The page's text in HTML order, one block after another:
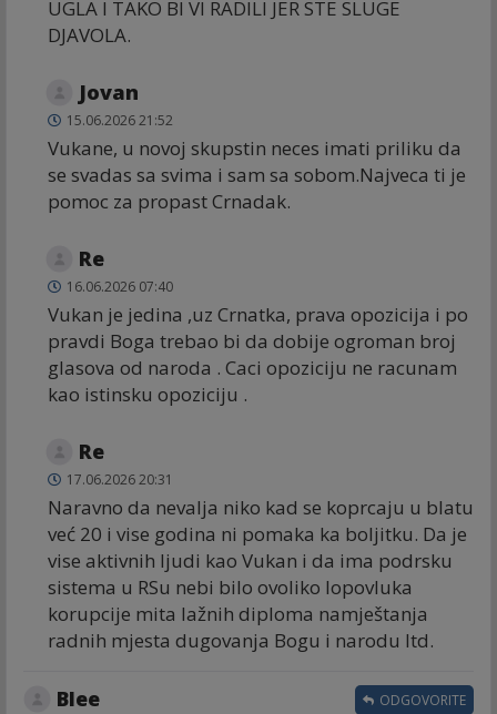
UGLA I TAKO BI VI RADILI JER STE SLUGE
DJAVOLA.
Jovan
15.06.2026 21:52
Vukane, u novoj skupstin neces imati priliku da
se svadas sa svima i sam sa sobom.Najveca ti je
pomoc za propast Crnadak.
Re
16.06.2026 07:40
Vukan je jedina ,uz Crnatka, prava opozicija i po
pravdi Boga trebao bi da dobije ogroman broj
glasova od naroda . Caci opoziciju ne racunam
kao istinsku opoziciju .
Re
17.06.2026 20:31
Naravno da nevalja niko kad se koprcaju u blatu
već 20 i vise godina ni pomaka ka boljitku. Da je
vise aktivnih ljudi kao Vukan i da ima podrsku
sistema u RSu nebi bilo ovoliko lopovluka
korupcije mita lažnih diploma namještanja
radnih mjesta dugovanja Bogu i narodu Itd.
Blee ODGOVORITE